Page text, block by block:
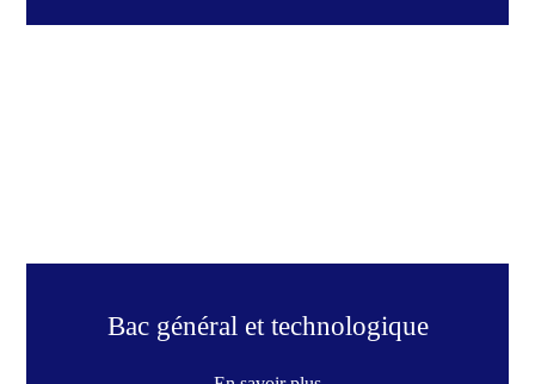
Bac général et technologique